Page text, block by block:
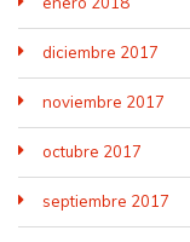
diciembre 2017
noviembre 2017
octubre 2017
septiembre 2017